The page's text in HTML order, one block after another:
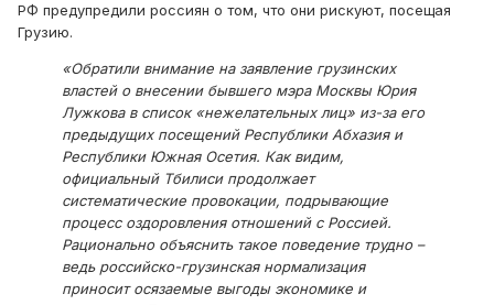
РФ предупредили россиян о том, что они рискуют, посещая
Грузию.
«Обратили внимание на заявление грузинских
властей о внесении бывшего мэра Москвы Юрия
Лужкова в список «нежелательных лиц» из-за его
предыдущих посещений Республики Абхазия и
Республики Южная Осетия. Как видим,
официальный Тбилиси продолжает
систематические провокации, подрывающие
процесс оздоровления отношений с Россией.
Рационально объяснить такое поведение трудно –
ведь российско-грузинская нормализация
приносит осязаемые выгоды экономике и